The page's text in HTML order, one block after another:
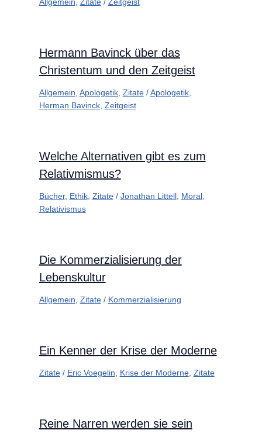
Allgemein, Zitate/ Zeitgeist
Hermann Bavinck über das
Christentum und den Zeitgeist
Allgemein, Apologetik, Zitate/Apologetik,
Herman Bavinck, Zeitgeist
Welche Alternativen gibt es zum
Relativmismus?
Bücher, Ethik, Zitate/ Jonathan Littell, Moral,
Relativismus
Die Kommerzialisierung der
Lebenskultur
Allgemein, Zitate/ Kommerzialisierung
Ein Kenner der Krise der Moderne
Zitate/ Eric Voegelin, Krise der Moderne, Zitate
Reine Narren werden sie sein